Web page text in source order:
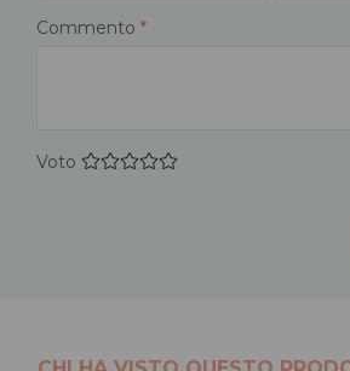
Commento *
Voto